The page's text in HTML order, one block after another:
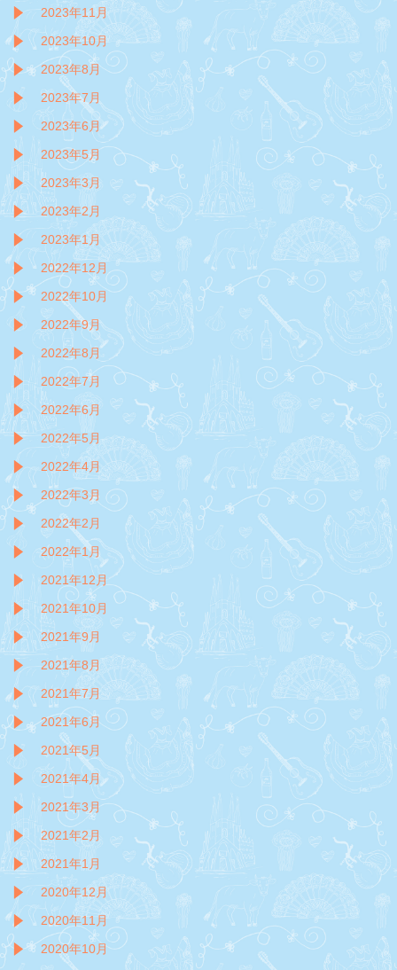
2023年11月
2023年10月
2023年8月
2023年7月
2023年6月
2023年5月
2023年3月
2023年2月
2023年1月
2022年12月
2022年10月
2022年9月
2022年8月
2022年7月
2022年6月
2022年5月
2022年4月
2022年3月
2022年2月
2022年1月
2021年12月
2021年10月
2021年9月
2021年8月
2021年7月
2021年6月
2021年5月
2021年4月
2021年3月
2021年2月
2021年1月
2020年12月
2020年11月
2020年10月